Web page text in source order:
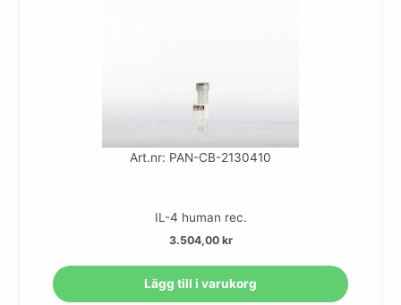
Art.nr: PAN-CB-2130410
IL-4 human rec.
3.504,00 kr
Lägg till i varukorg